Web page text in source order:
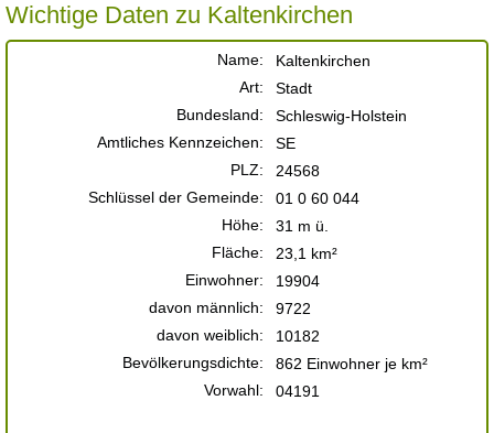
Wichtige Daten zu Kaltenkirchen
Name:
Kaltenkirchen
Art:
Stadt
Bundesland:
Schleswig-Holstein
Amtliches Kennzeichen:
SE
PLZ:
24568
Schlüssel der Gemeinde:
01 0 60 044
Höhe:
31 m ü.
Fläche:
23,1 km²
Einwohner:
19904
davon männlich:
9722
davon weiblich:
10182
Bevölkerungsdichte:
862 Einwohner je km²
Vorwahl:
04191